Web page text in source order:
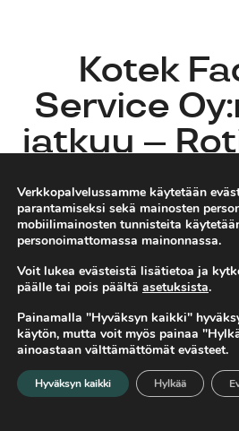
Etusivu Valikko
Kotek
Service
jatkuu –
ssa
Veli-Matti
Ollikainen
16.11.2022
Kotek Factory Service Oy on
erikoistunut yritys, jolla on 30
Verkkopalvelussamme käytetään
parantamiseksi sekä mainosten
mobiilimainosten tunnisteita
personoimattomassa mainonnassa.
Voit lukea evästeistä lisätietoa ja
päälle tai pois päältä asetuksista.
Painamalla "Hyväksyn kaikki"
käytön, mutta voit myös painaa
ainoastaan välttämättömät evästeet.
Hyväksyn kaikki Hylkää